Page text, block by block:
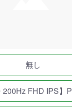
無し
200Hz FHD IPS】